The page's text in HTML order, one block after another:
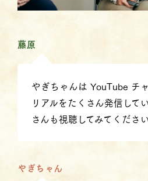
藤原
やぎちゃんは YouTube チ
リアルをたくさん発信して
さんも視聴してみてください
やぎちゃん